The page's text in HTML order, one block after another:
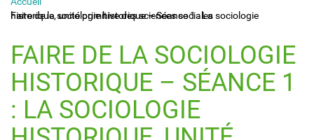
Faire de la sociologie historique – Séance 1 : La sociologie historique, unité primitive des sciences sociales
FAIRE DE LA SOCIOLOGIE
HISTORIQUE – SÉANCE 1
: LA SOCIOLOGIE